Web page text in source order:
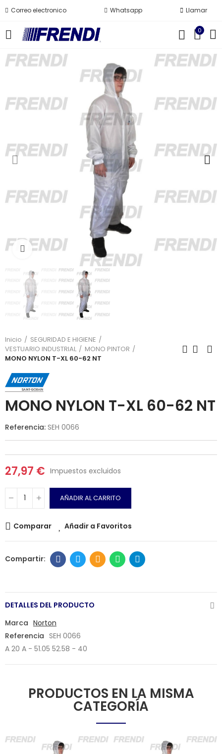
Correo electronico Whatsapp Llamar
0
Click para agrandar
Inicio
SEGURIDAD E HIGIENE
VESTUARIO INDUSTRIAL
MONO PINTOR
MONO NYLON T-XL 60-62 NT
MONO NYLON T-XL 60-62 NT
Referencia: SEH 0066
27,97 € Impuestos excluidos
AÑADIR AL CARRITO
Comparar Añadir a Favoritos
DETALLES DEL PRODUCTO
Marca Norton
Referencia SEH 0066
A 20 A - 51.05 52.58 - 40
PRODUCTOS EN LA MISMA
CATEGORÍA